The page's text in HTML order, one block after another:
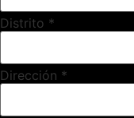
Distrito *
Dirección *